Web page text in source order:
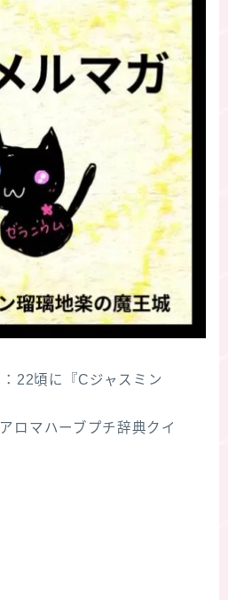
22頃に『Cジャスミン
ロマハーブプチ辞典クイ